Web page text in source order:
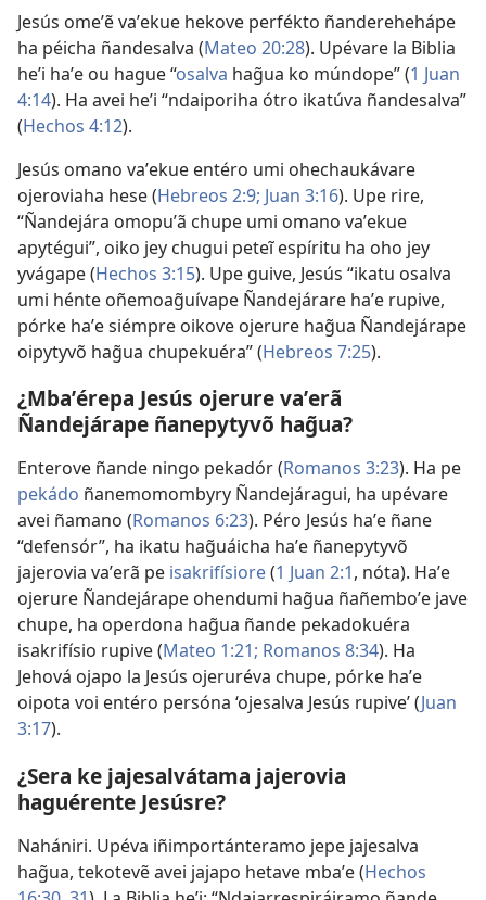
Jesús omeʼẽ vaʼekue hekove perfékto ñanderehehápe
ha péicha ñandesalva (Mateo 20:28). Upévare la Biblia
heʼi haʼe ou hague “osalva hag̃ua ko múndope” (1 Juan
4:14). Ha avei heʼi “ndaiporiha ótro ikatúva ñandesalva”
(Hechos 4:12).
Jesús omano vaʼekue entéro umi ohechaukávare
ojeroviaha hese (Hebreos 2:9; Juan 3:16). Upe rire,
“Ñandejára omopuʼã chupe umi omano vaʼekue
apytégui”, oiko jey chugui peteĩ espíritu ha oho jey
yvágape (Hechos 3:15). Upe guive, Jesús “ikatu osalva
umi hénte oñemoag̃uívape Ñandejárare haʼe rupive,
pórke haʼe siémpre oikove ojerure hag̃ua Ñandejárape
oipytyvõ hag̃ua chupekuéra” (Hebreos 7:25).
¿Mbaʼérepa Jesús ojerure vaʼerã
Ñandejárape ñanepytyvõ hag̃ua?
Enterove ñande ningo pekadór (Romanos 3:23). Ha pe
pekádo ñanemomombyry Ñandejáragui, ha upévare
avei ñamano (Romanos 6:23). Péro Jesús haʼe ñane
“defensór”, ha ikatu hag̃uáicha haʼe ñanepytyvõ
jajerovia vaʼerã pe isakrifísiore(1 Juan 2:1, nóta). Haʼe
ojerure Ñandejárape ohendumi hag̃ua ñañemboʼe jave
chupe, ha operdona hag̃ua ñande pekadokuéra
isakrifísio rupive (Mateo 1:21; Romanos 8:34). Ha
Jehová ojapo la Jesús ojeruréva chupe, pórke haʼe
oipota voi entéro persóna ‘ojesalva Jesús rupive’ (Juan
3:17).
¿Sera ke jajesalvátama jajerovia
haguérente Jesúsre?
Nahániri. Upéva iñimportánteramo jepe jajesalva
hag̃ua, tekotevẽ avei jajapo hetave mbaʼe (Hechos